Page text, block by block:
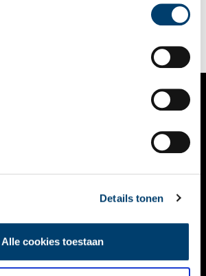
Details tonen
Alle cookies toestaan
boek laat zien dat er echte mensen achter
Het zijn persoonlijke portretten van de